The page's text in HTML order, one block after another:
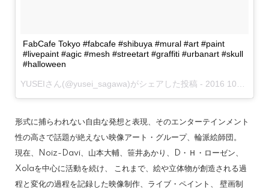
FabCafe Tokyo #fabcafe #shibuya #mural #art #paint
#livepaint #agic #mesh #streetart #graffiti #urbanart #skull
#halloween
YUSEIさん(@yusei_sagawa)がシェアした投稿 - 2016 10月 26 8:45午後 PDT
形式に捕らわれない自由な発想と表現、そのエンターテインメント
性の高さで話題が絶えない映像アート・グループ、輪派絵師団。
現在、Noiz-Davi、山本大輔、笹井あかり、D・Ｈ・ローゼン、
Xolaを中心に活動を続け、 これまで、絵や立体物が創造される過
程と変化の過程を記録した映像制作、ライブ・ペイント、 壁画制